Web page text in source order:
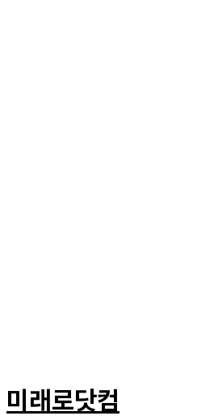
텐
츠
미래로닷컴